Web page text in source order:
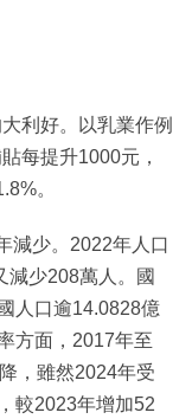
利好。以乳業作例
每提升1000元，
。
減少。2022年人口
減少208萬人。國
人口逾14.0828億
方面，2017年至
，雖然2024年受
較2023年增加52